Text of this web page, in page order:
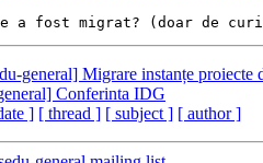
general] Migrare instanțe proiecte
Conferinta IDG
] [ thread ] [ subject ] [ author ]